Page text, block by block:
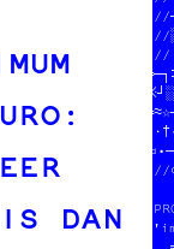
imprimée  //
//
//
//////////////////
SOUTENIR LE
tout pour
DAN